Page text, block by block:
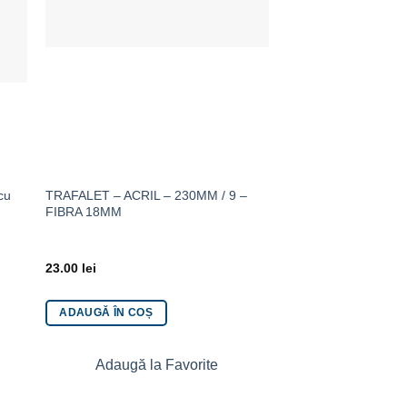
TRAFALET – ACRIL – 230MM / 9 –
FIBRA 18MM
23.00 lei
ADAUGĂ ÎN COȘ
Adaugă la Favorite